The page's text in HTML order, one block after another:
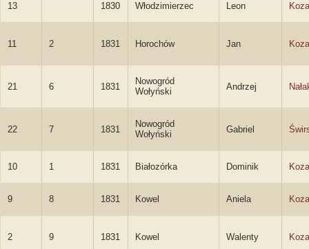
13 1830 Włodzimierzec Leon
11 2 1831 Horochów Jan
21 6 1831
Nowogród
Wołyński
Andrzej
22 7 1831
Nowogród
Wołyński
Gabriel
10 1 1831 Białozórka Dominik
9 8 1831 Kowel Aniela
2 9 1831 Kowel Walenty